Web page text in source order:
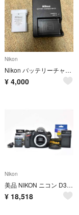
Nikon
Nikon バッテリーチャージャー MH-24 と バッテリー
¥ 4,000
Nikon
美品 NIKON ニコン D3200 デジタル一眼レフ ボディ H011
¥ 18,518